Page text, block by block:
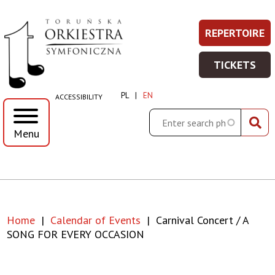
Carnival
Concert
/
SONG
FOR
OCCASION
Skip
to
menu
Skip
to
content
Skip
to
search
Skip
to
footer
ACCESSIBILITY PL EN
Search
Menu
Prawe
Top
Menu
REPERTOIRE
-
WIĘCEJ
TICKETS
Breadcrumb
Home Calendar of Events
Carnival Concert / A
SONG FOR EVERY OCCASION